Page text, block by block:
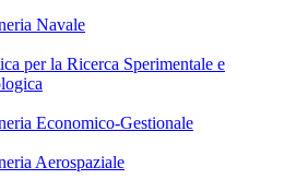
Navale
per la Ricerca Sperimentale e
Economico-Gestionale
Aerospaziale